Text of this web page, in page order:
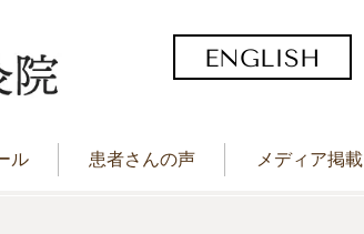
ENGLISH
ル 患者さんの声 メディア掲載